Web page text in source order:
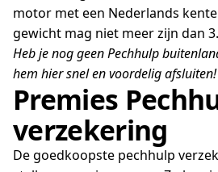
motor met een Nederlands
gewicht mag niet meer zijn dan
Heb je nog geen Pechhulp
hem hier snel en voordelig afsluiten!
Premies
verzekering
De goedkoopste pechhulp